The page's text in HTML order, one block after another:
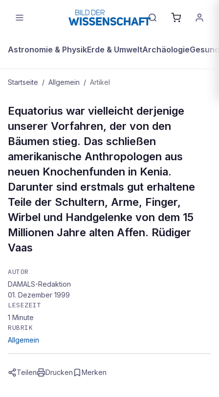
Astronomie & PhysikErde & UmweltArchäologie
Startseite / Allgemein / Artikel
Unser Ahne am Boden
Equatorius war vielleicht derjenige
unserer Vorfahren, der von den
Bäumen stieg. Das schließen
amerikanische Anthropologen aus
neuen Knochenfunden in Kenia.
Darunter sind erstmals gut erhaltene
Teile der Schultern, Arme, Finger,
Wirbel und Handgelenke von dem 15
Millionen Jahre alten Affen. Rüdiger
Vaas
AUTOR
DAMALS-Redaktion
01. Dezember 1999
LESEZEIT
1 Minute
RUBRIK
Allgemein
Teilen Drucken Merken